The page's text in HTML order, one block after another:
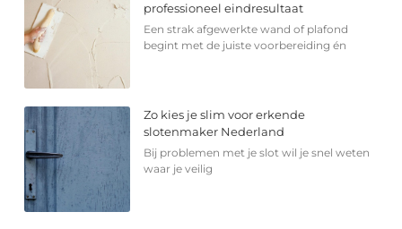
professioneel eindresultaat
Een strak afgewerkte wand of plafond
begint met de juiste voorbereiding én
Zo kies je slim voor erkende
slotenmaker Nederland
Bij problemen met je slot wil je snel weten
waar je veilig